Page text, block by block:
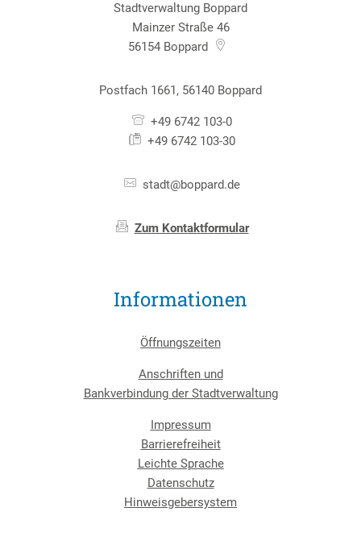
Stadtverwaltung Boppard
Mainzer Straße 46
56154 Boppard
Postfach 1661, 56140 Boppard
+49 6742 103-0
+49 6742 103-30
stadt@boppard.de
Zum Kontaktformular
Informationen
Öffnungszeiten
Anschriften und
Bankverbindung der Stadtverwaltung
Impressum
Barrierefreiheit
Leichte Sprache
Datenschutz
Hinweisgebersystem